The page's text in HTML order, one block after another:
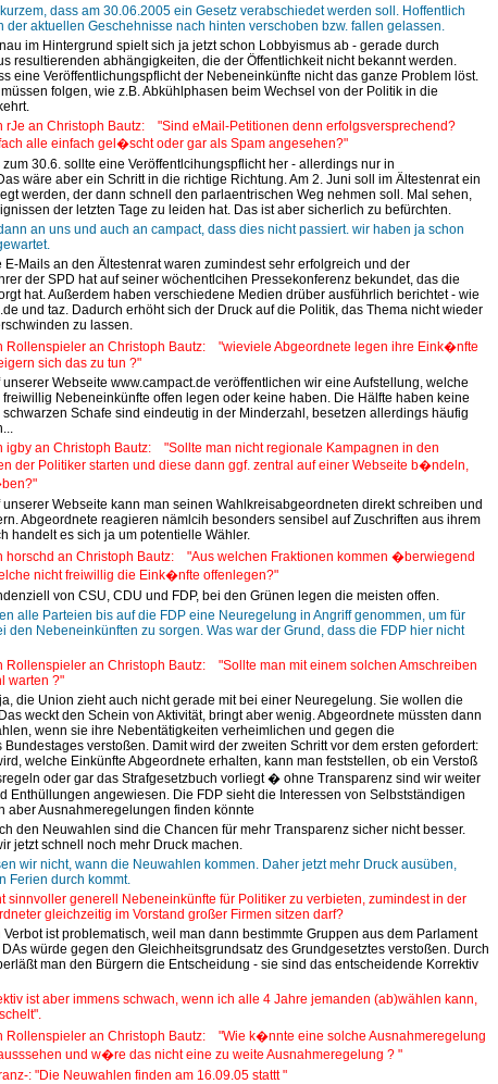
dass am 30.06.2005 ein Gesetz verabschiedet werden soll. Hoffentlich
der aktuellen Geschehnisse nach hinten verschoben bzw. fallen gelassen.
im Hintergrund spielt sich ja jetzt schon Lobbyismus ab - gerade durch
resultierenden abhängigkeiten, die der Öffentlichkeit nicht bekannt werden.
eine Veröffentlichungspflicht der Nebeneinkünfte nicht das ganze Problem löst.
folgen, wie z.B. Abkühlphasen beim Wechsel von der Politik in die
rJe an Christoph Bautz: "Sind eMail-Petitionen denn erfolgsversprechend?
alle einfach gel�scht oder gar als Spam angesehen?"
zum 30.6. sollte eine Veröffentlcihungspflicht her - allerdings nur in
wäre aber ein Schritt in die richtige Richtung. Am 2. Juni soll im Ältestenrat ein
werden, der dann schnell den parlaentrischen Weg nehmen soll. Mal sehen,
der letzten Tage zu leiden hat. Das ist aber sicherlich zu befürchten.
an uns und auch an campact, dass dies nicht passiert. wir haben ja schon
E-Mails an den Ältestenrat waren zumindest sehr erfolgreich und der
der SPD hat auf seiner wöchentlcihen Pressekonferenz bekundet, das die
hat. Außerdem haben verschiedene Medien drüber ausführlich berichtet - wie
und taz. Dadurch erhöht sich der Druck auf die Politik, das Thema nicht wieder
zu lassen.
Rollenspieler an Christoph Bautz: "wieviele Abgeordnete legen ihre Eink�nfte
sich das zu tun ?"
unserer Webseite www.campact.de veröffentlichen wir eine Aufstellung, welche
Nebeneinkünfte offen legen oder keine haben. Die Hälfte haben keine
Schafe sind eindeutig in der Minderzahl, besetzen allerdings häufig
igby an Christoph Bautz: "Sollte man nicht regionale Kampagnen in den
der Politiker starten und diese dann ggf. zentral auf einer Webseite b�ndeln,
unserer Webseite kann man seinen Wahlkreisabgeordneten direkt schreiben und
Abgeordnete reagieren nämlcih besonders sensibel auf Zuschriften aus ihrem
handelt es sich ja um potentielle Wähler.
horschd an Christoph Bautz: "Aus welchen Fraktionen kommen �berwiegend
nicht freiwillig die Eink�nfte offenlegen?"
von CSU, CDU und FDP, bei den Grünen legen die meisten offen.
alle Parteien bis auf die FDP eine Neuregelung in Angriff genommen, um für
den Nebeneinkünften zu sorgen. Was war der Grund, dass die FDP hier nicht
Rollenspieler an Christoph Bautz: "Sollte man mit einem solchen Amschreiben
warten ?"
die Union zieht auch nicht gerade mit bei einer Neuregelung. Sie wollen die
weckt den Schein von Aktivität, bringt aber wenig. Abgeordnete müssten dann
wenn sie ihre Nebentätigkeiten verheimlichen und gegen die
verstoßen. Damit wird der zweiten Schritt vor dem ersten gefordert:
welche Einkünfte Abgeordnete erhalten, kann man feststellen, ob ein Verstoß
oder gar das Strafgesetzbuch vorliegt � ohne Transparenz sind wir weiter
Enthüllungen angewiesen. Die FDP sieht die Interessen von Selbstständigen
aber Ausnahmeregelungen finden könnte
den Neuwahlen sind die Chancen für mehr Transparenz sicher nicht besser.
jetzt schnell noch mehr Druck machen.
wir nicht, wann die Neuwahlen kommen. Daher jetzt mehr Druck ausüben,
Ferien durch kommt.
sinnvoller generell Nebeneinkünfte für Politiker zu verbieten, zumindest in der
gleichzeitig im Vorstand großer Firmen sitzen darf?
Verbot ist problematisch, weil man dann bestimmte Gruppen aus dem Parlament
würde gegen den Gleichheitsgrundsatz des Grundgesetztes verstoßen. Durch
man den Bürgern die Entscheidung - sie sind das entscheidende Korrektiv
ist aber immens schwach, wenn ich alle 4 Jahre jemanden (ab)wählen kann,
Rollenspieler an Christoph Bautz: "Wie k�nnte eine solche Ausnahmeregelung
und w�re das nicht eine zu weite Ausnahmeregelung ? "
: "Die Neuwahlen finden am 16.09.05 stattt "